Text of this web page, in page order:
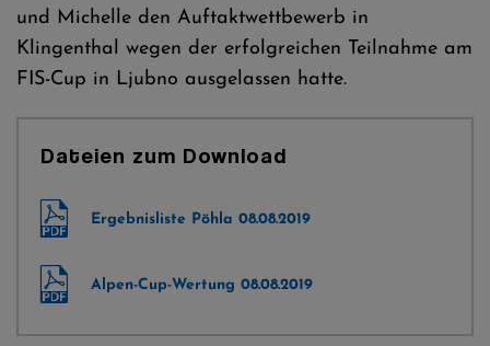
und Michelle den Auftaktwettbewerb in
Klingenthal wegen der erfolgreichen Teilnahme am
FIS-Cup in Ljubno ausgelassen hatte.
Dateien zum Download
Ergebnisliste Pöhla 08.08.2019
Alpen-Cup-Wertung 08.08.2019